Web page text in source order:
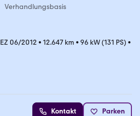
Verhandlungsbasis
EZ 06/2012 • 12.647 km • 96 kW (131 PS) •
Kontakt Parken